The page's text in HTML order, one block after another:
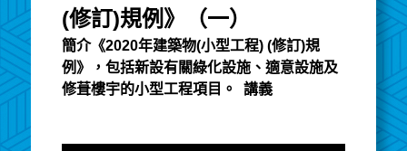
(修訂)規例》（一）
簡介《2020年建築物(小型工程) (修訂)規
例》，包括新設有關綠化設施、適意設施及
修葺樓宇的小型工程項目。 講義